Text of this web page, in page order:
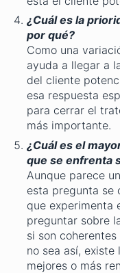
¿Cuál es la
por qué?
Como una
ayuda a llegar a
del cliente
esa respuesta
para cerrar el
más importante.
¿Cuál es el
que se enfrenta
Aunque parece
esta pregunta se
que experimenta
preguntar sobre
si son
no sea así,
mejores o más